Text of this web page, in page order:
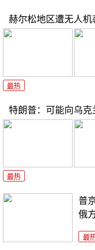
赫尔松地区遭无人机
最热
特朗普：可能向乌克
最热
普
俄
最